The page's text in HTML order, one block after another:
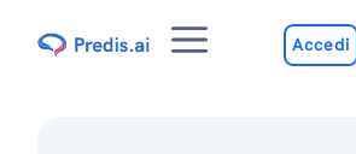
MenuAccedi